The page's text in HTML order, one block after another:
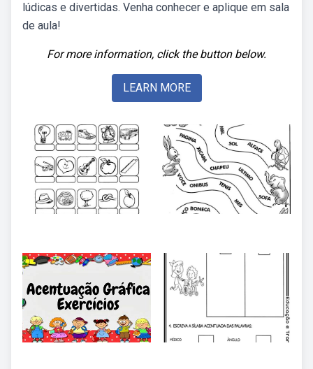
lúdicas e divertidas. Venha conhecer e aplique em sala
de aula!
For more information, click the button below.
LEARN MORE